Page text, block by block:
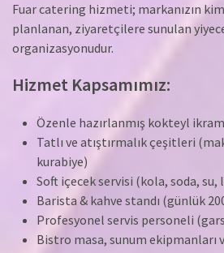
Fuar catering hizmeti; markanızın
planlanan, ziyaretçilere sunulan
organizasyonudur.
Hizmet Kapsamımız:
Özenle hazırlanmış kokteyl
Tatlı ve atıştırmalık çeşitleri
kurabiye)
Soft içecek servisi (kola, soda,
Barista & kahve standı (günlük
Profesyonel servis personeli
Bistro masa, sunum ekipmanları